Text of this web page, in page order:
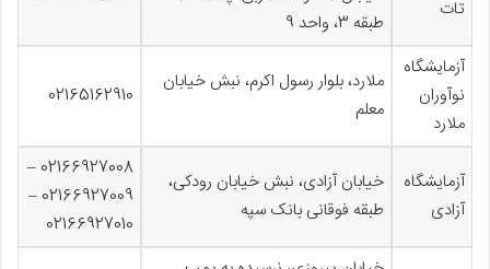
تات
طبقه 3، واحد 9
آزمایشگاه
نوآوران
ملارد
ملارد، بلوار رسول اکرم، نبش خیابان
معلم
02165162910
آزمایشگاه
آزادی
خیابان آزادی، نبش خیابان رودکی،
طبقه فوقانی بانک سپه
02166927008 –
02166927009 –
02166927010